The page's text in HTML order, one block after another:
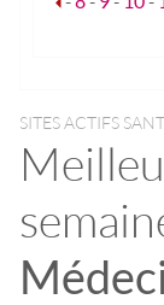
SITES ACTIFS